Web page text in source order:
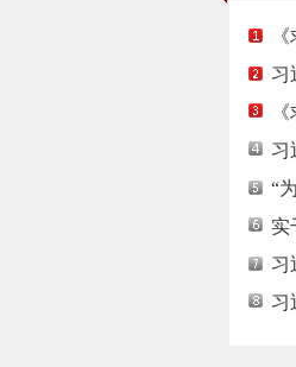
习
习
“
习
习